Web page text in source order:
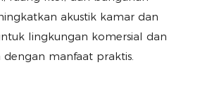
akustik kamar dan
lingkungan komersial dan
manfaat praktis.